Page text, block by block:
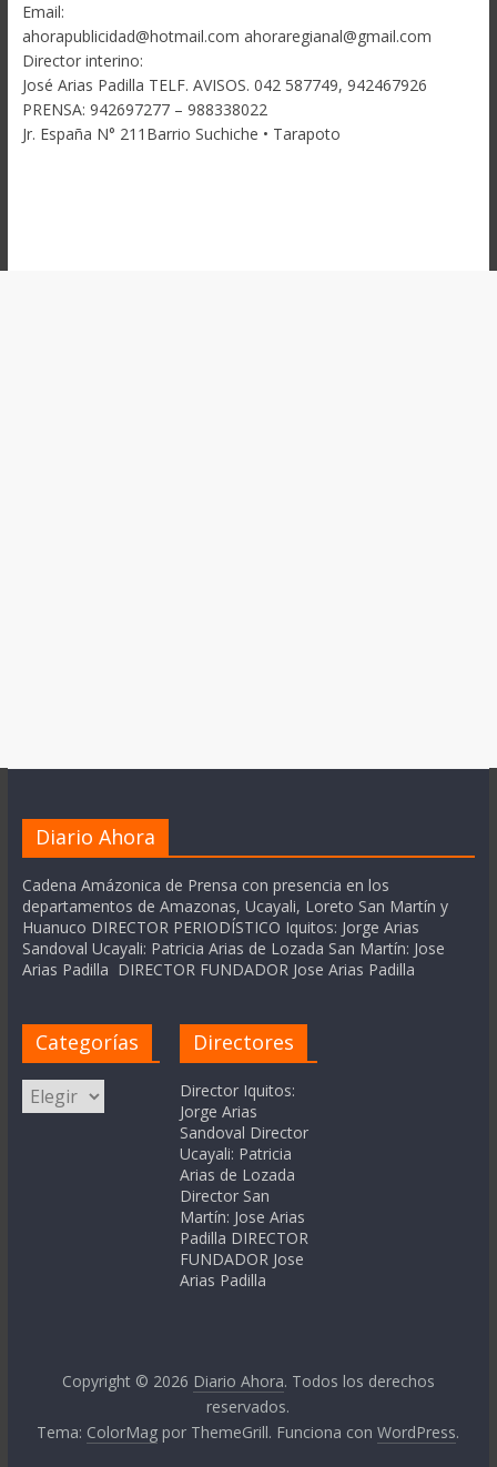
Email:
ahorapublicidad@hotmail.com ahoraregianal@gmail.com
Director interino:
José Arias Padilla TELF. AVISOS. 042 587749, 942467926
PRENSA: 942697277 – 988338022
Jr. España N° 211Barrio Suchiche • Tarapoto
Diario Ahora
Cadena Amázonica de Prensa con presencia en los
departamentos de Amazonas, Ucayali, Loreto San Martín y
Huanuco DIRECTOR PERIODÍSTICO Iquitos: Jorge Arias
Sandoval Ucayali: Patricia Arias de Lozada San Martín: Jose
Arias Padilla DIRECTOR FUNDADOR Jose Arias Padilla
Categorías
Categorías
Directores
Director Iquitos:
Jorge Arias
Sandoval Director
Ucayali: Patricia
Arias de Lozada
Director San
Martín: Jose Arias
Padilla DIRECTOR
FUNDADOR Jose
Arias Padilla
Copyright © 2026 Diario Ahora. Todos los derechos
reservados.
Tema: ColorMag por ThemeGrill. Funciona conWordPress.